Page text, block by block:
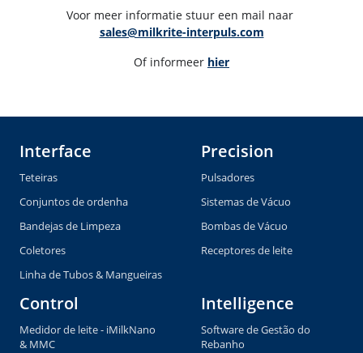
Voor meer informatie stuur een mail naar
sales@milkrite-interpuls.com
Of informeer hier
Interface
Teteiras
Conjuntos de ordenha
Bandejas de Limpeza
Coletores
Linha de Tubos & Mangueiras
Precision
Pulsadores
Sistemas de Vácuo
Bombas de Vácuo
Receptores de leite
Control
Medidor de leite - iMilkNano
& MMC
Intelligence
Software de Gestão do
Rebanho